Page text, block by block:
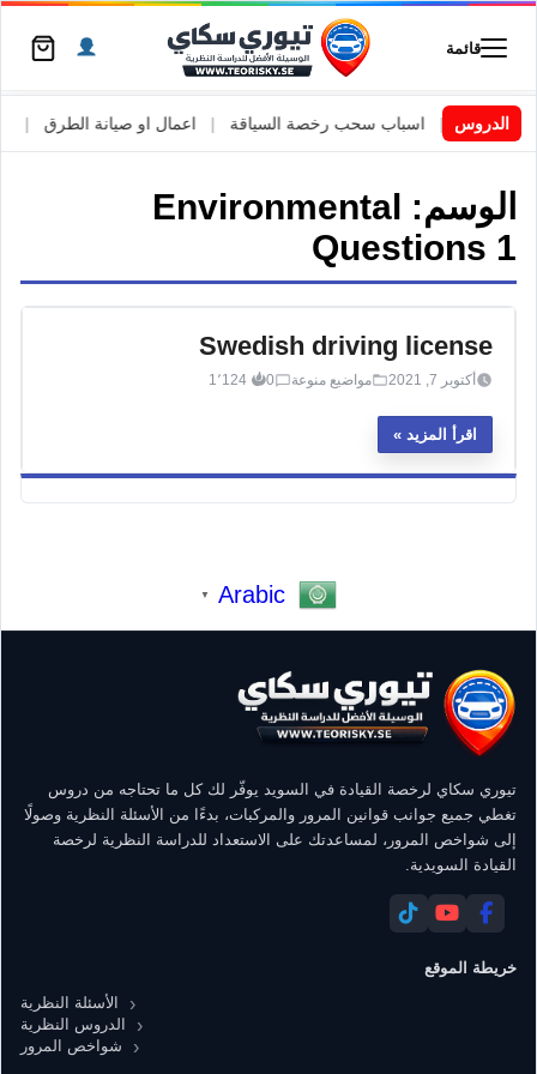
قائمة
الدروس
السويد | اسباب سحب رخصة السياقة اعمال او صيانة الطرق
الوسم: Environmental
Questions 1
Swedish driving license
أكتوبر 7, 2021 مواضيع منوعة 0 1٬124
اقرأ المزيد
Arabic
▼
تيوري سكاي لرخصة القيادة في السويد يوفّر لك كل ما تحتاجه من دروس
تغطي جميع جوانب قوانين المرور والمركبات، بدءًا من الأسئلة النظرية وصولًا
إلى شواخص المرور، لمساعدتك على الاستعداد للدراسة النظرية لرخصة
القيادة السويدية.
خريطة الموقع
الأسئلة النظرية
الدروس النظرية
شواخص المرور